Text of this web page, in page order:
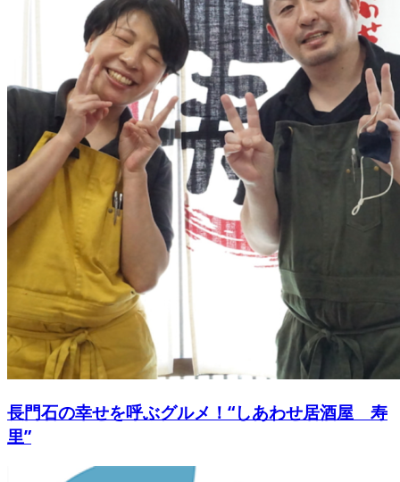
長門石の幸せを呼ぶグルメ！“しあわせ居酒屋 寿
里”